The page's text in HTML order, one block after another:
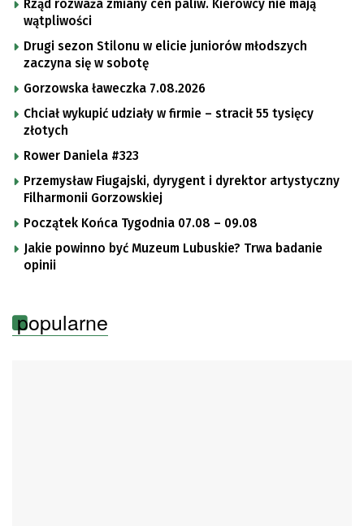
Rząd rozważa zmiany cen paliw. Kierowcy nie mają
wątpliwości
Drugi sezon Stilonu w elicie juniorów młodszych
zaczyna się w sobotę
Gorzowska ławeczka 7.08.2026
Chciał wykupić udziały w firmie – stracił 55 tysięcy
złotych
Rower Daniela #323
Przemysław Fiugajski, dyrygent i dyrektor artystyczny
Filharmonii Gorzowskiej
Początek Końca Tygodnia 07.08 – 09.08
Jakie powinno być Muzeum Lubuskie? Trwa badanie
opinii
popularne